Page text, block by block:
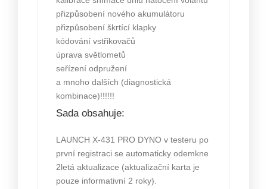
přizpůsobení nového akumulátoru
přizpůsobení škrtící klapky
kódování vstřikovačů
úprava světlometů
seřízení odpružení
a mnoho dalších (diagnostická
kombinace)!!!!!!
Sada obsahuje:
LAUNCH X-431 PRO DYNO v testeru po
první registraci se automaticky odemkne
2letá aktualizace (aktualizační karta je
pouze informativní 2 roky).